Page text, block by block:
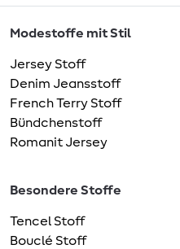
Modestoffe mit Stil
Jersey Stoff
Denim Jeansstoff
French Terry Stoff
Bündchenstoff
Romanit Jersey
Besondere Stoffe
Tencel Stoff
Bouclé Stoff